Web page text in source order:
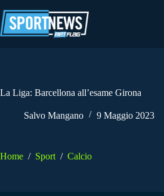
al
contenuto
La Liga: Barcellona all’esame Girona
Salvo Mangano 9 Maggio 2023
Home / Sport / Calcio